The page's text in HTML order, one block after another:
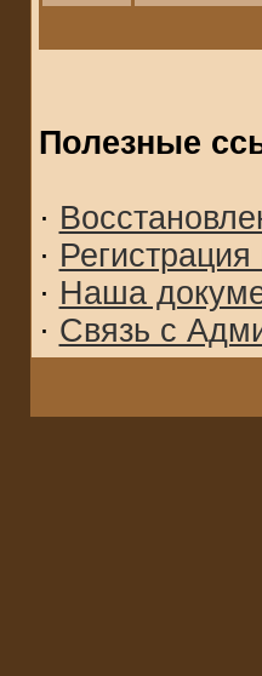
Полезные
·
· Регистрация
· Наша
· Связь с